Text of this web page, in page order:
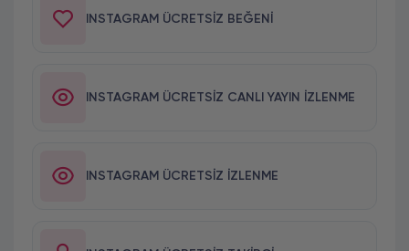
INSTAGRAM ÜCRETSIZ BEĞENI
INSTAGRAM ÜCRETSIZ CANLI YAYIN İZLENME
INSTAGRAM ÜCRETSIZ İZLENME